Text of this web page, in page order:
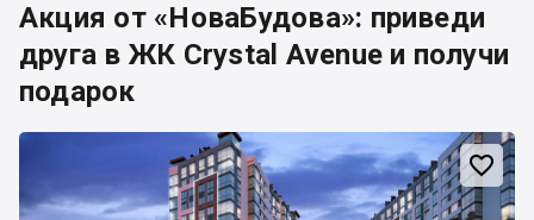
Акция от «НоваБудова»: приведи
друга в ЖК Crystal Avenue и получи
подарок
